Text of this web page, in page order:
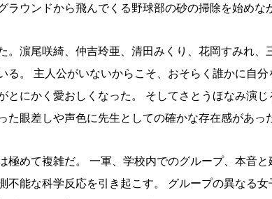
ラウンドから飛んでくる野球部の砂の掃除を始めな
。濵尾咲綺、仲吉玲亜、清田みくり、花岡すみれ、
る。 主人公がいないからこそ、おそらく誰かに自
とにかく愛おしくなった。 そしてさとうほなみ演
た眼差しや声色に先生としての確かな存在感があっ
極めて複雑だ。 一軍、学校内でのグループ、本音と
不能な科学反応を引き起こす。 グループの異なる